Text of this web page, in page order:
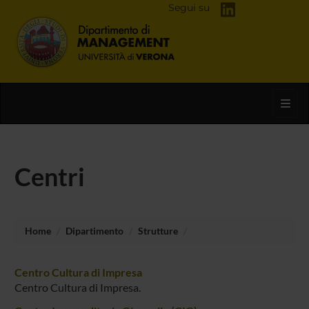
Segui su
Centri
Home Dipartimento Strutture
Centro Cultura di Impresa
Centro Cultura di Impresa.